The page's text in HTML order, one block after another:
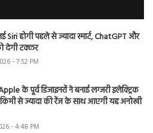
Siri होगी पहले से ज्यादा स्मार्ट, ChatGPT और
देगी टक्कर
- 7:52 PM
के पूर्व डिजाइनरों ने बनाई लग्जरी इलेक्ट्रिक
से ज्यादा की रेंज के साथ आएगी यह अनोखी
- 4:48 PM